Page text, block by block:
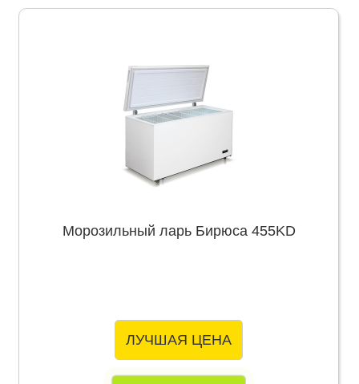
Морозильный ларь Бирюса 455KD
ЛУЧШАЯ ЦЕНА